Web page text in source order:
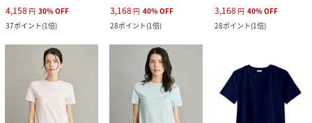
4,158 円 30%OFF
37ポイント(1倍)
3,168 円 40%OFF
28ポイント(1倍)
3,168 円 40%OFF
28ポイント(1倍)